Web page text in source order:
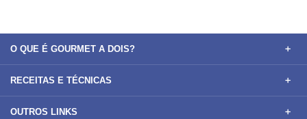
O QUE É GOURMET A DOIS?
RECEITAS E TÉCNICAS
OUTROS LINKS